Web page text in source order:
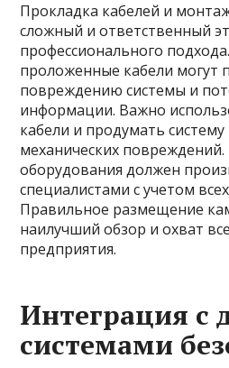
Прокладка кабелей и
сложный и ответственный
профессионального
проложенные кабели могут
повреждению системы и
информации. Важно
кабели и продумать
механических
оборудования должен
специалистами с учетом
Правильное размещение
наилучший обзор и охват
предприятия.
Интеграция с
системами